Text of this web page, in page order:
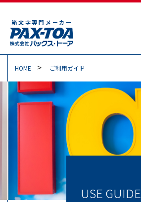
箱文字専門メーカー
HOME ご利用ガイド
USE GUIDE